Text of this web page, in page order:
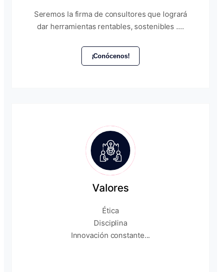
Seremos la firma de consultores que logrará
dar herramientas rentables, sostenibles ....
¡Conócenos!
Valores
Ética
Disciplina
Innovación constante...